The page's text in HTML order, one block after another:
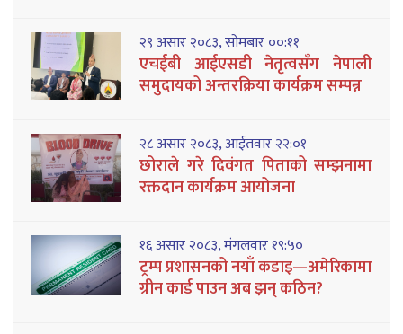
२९ असार २०८३, सोमबार ००:११
एचईबी आईएसडी नेतृत्वसँग नेपाली
समुदायको अन्तरक्रिया कार्यक्रम सम्पन्न
२८ असार २०८३, आईतवार २२:०१
छोराले गरे दिवंगत पिताको सम्झनामा
रक्तदान कार्यक्रम आयोजना
१६ असार २०८३, मंगलवार १९:५०
ट्रम्प प्रशासनको नयाँ कडाइ—अमेरिकामा
ग्रीन कार्ड पाउन अब झन् कठिन?